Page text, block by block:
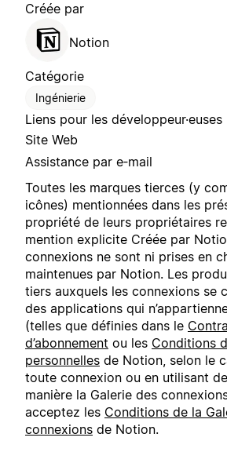
Créée par
Notion
Catégorie
Ingénierie
Liens pour les développeur·euses
Site Web
Assistance par e‑mail
Toutes les marques tierces (y
icônes) mentionnées dans les
propriété de leurs propriétaires
mention explicite Créée par
connexions ne sont ni prises en
maintenues par Notion. Les
tiers auxquels les connexions se
des applications qui
(telles que définies dans le
d’abonnement ou les Conditions
personnelles de Notion, selon le
toute connexion ou en utilisant
manière la Galerie des
acceptez les Conditions de la
connexions de Notion.